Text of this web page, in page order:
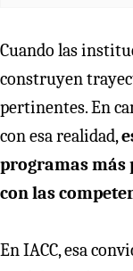
Cuando las
construyen
pertinentes. En
con esa realidad,
programas más
con las
En IACC, esa